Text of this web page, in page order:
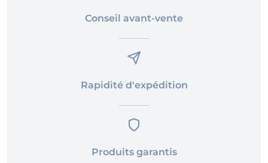
Conseil avant-vente
Rapidité d'expédition
Produits garantis